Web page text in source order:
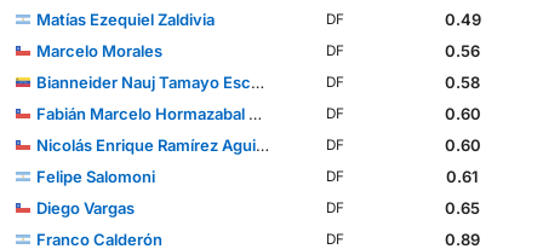
Matías Ezequiel Zaldivia
DF
0.49
Marcelo Morales
DF
0.56
Bianneider Nauj Tamayo Escalona
DF
0.58
Fabián Marcelo Hormazabal Berríos
DF
0.60
Nicolás Enrique Ramírez Aguilera
DF
0.60
Felipe Salomoni
DF
0.61
Diego Vargas
DF
0.65
Franco Calderón
DF 0.89